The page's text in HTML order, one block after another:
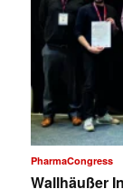
PharmaCongress
Wallhäußer